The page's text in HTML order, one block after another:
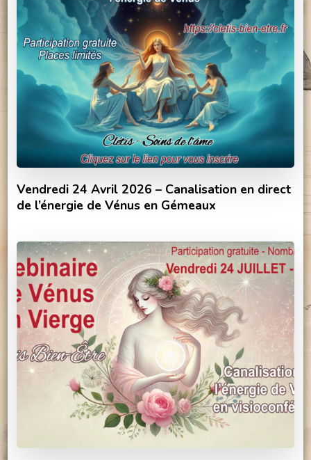
Vendredi 24 Avril 2026 – Canalisation en direct
de l’énergie de Vénus en Gémeaux